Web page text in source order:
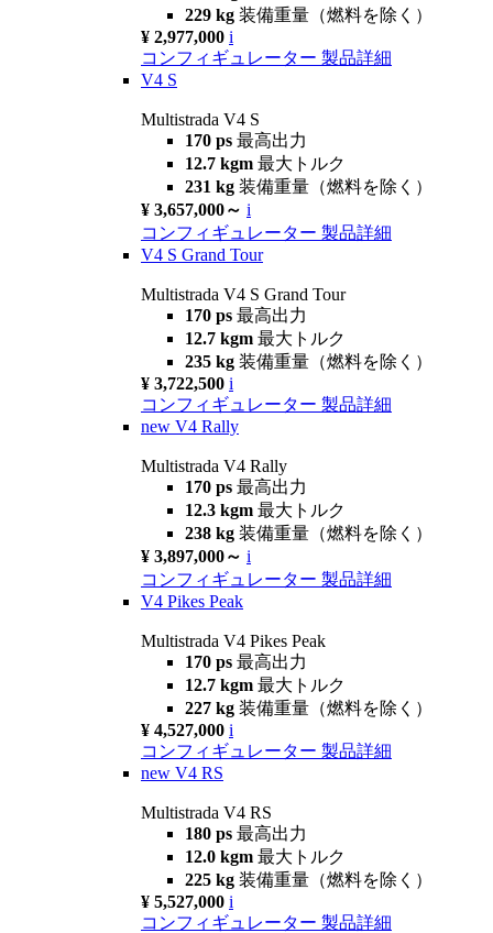
229 kg 装備重量（燃料を除く）
¥ 2,977,000 i
コンフィギュレーター 製品詳細
V4 S
Multistrada V4 S
170 ps 最高出力
12.7 kgm 最大トルク
231 kg 装備重量（燃料を除く）
¥ 3,657,000～ i
コンフィギュレーター 製品詳細
V4 S Grand Tour
Multistrada V4 S Grand Tour
170 ps 最高出力
12.7 kgm 最大トルク
235 kg 装備重量（燃料を除く）
¥ 3,722,500 i
コンフィギュレーター 製品詳細
new V4 Rally
Multistrada V4 Rally
170 ps 最高出力
12.3 kgm 最大トルク
238 kg 装備重量（燃料を除く）
¥ 3,897,000～ i
コンフィギュレーター 製品詳細
V4 Pikes Peak
Multistrada V4 Pikes Peak
170 ps 最高出力
12.7 kgm 最大トルク
227 kg 装備重量（燃料を除く）
¥ 4,527,000 i
コンフィギュレーター 製品詳細
new V4 RS
Multistrada V4 RS
180 ps 最高出力
12.0 kgm 最大トルク
225 kg 装備重量（燃料を除く）
¥ 5,527,000 i
コンフィギュレーター 製品詳細